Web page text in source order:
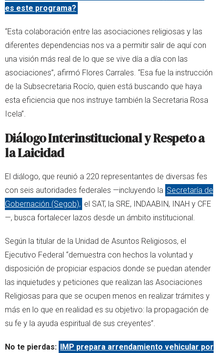
es este programa?
“Esta colaboración entre las asociaciones religiosas y las
diferentes dependencias nos va a permitir salir de aquí con
una visión más real de lo que se vive día a día con las
asociaciones”, afirmó Flores Carrales. “Esa fue la instrucción
de la Subsecretaria Rocío, quien está buscando que haya
esta eficiencia que nos instruye también la Secretaria Rosa
Icela”.
Diálogo Interinstitucional y Respeto a
la Laicidad
El diálogo, que reunió a 220 representantes de diversas fes
con seis autoridades federales —incluyendo la Secretaría de
Gobernación (Segob), el SAT, la SRE, INDAABIN, INAH y CFE
—, busca fortalecer lazos desde un ámbito institucional.
Según la titular de la Unidad de Asuntos Religiosos, el
Ejecutivo Federal “demuestra con hechos la voluntad y
disposición de propiciar espacios donde se puedan atender
las inquietudes y peticiones que realizan las Asociaciones
Religiosas para que se ocupen menos en realizar trámites y
más en lo que en realidad es su objetivo: la propagación de
su fe y la ayuda espiritual de sus creyentes”.
No te pierdas: IMP prepara arrendamiento vehicular por